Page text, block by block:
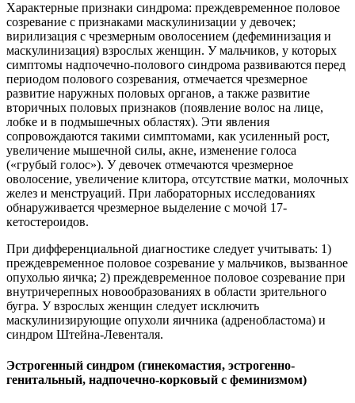
Характерные признаки синдрома: преждевременное половое
созревание с признаками маскулинизации у девочек;
вирилизация с чрезмерным оволосением (дефеминизация и
маскулинизация) взрослых женщин. У мальчиков, у которых
симптомы надпочечно-полового синдрома развиваются перед
периодом полового созревания, отмечается чрезмерное
развитие наружных половых органов, а также развитие
вторичных половых признаков (появление волос на лице,
лобке и в подмышечных областях). Эти явления
сопровождаются такими симптомами, как усиленный рост,
увеличение мышечной силы, акне, изменение голоса
(«грубый голос»). У девочек отмечаются чрезмерное
оволосение, увеличение клитора, отсутствие матки, молочных
желез и менструаций. При лабораторных исследованиях
обнаруживается чрезмерное выделение с мочой 17-
кетостероидов.
При дифференциальной диагностике следует учитывать: 1)
преждевременное половое созревание у мальчиков, вызванное
опухолью яичка; 2) преждевременное половое созревание при
внутричерепных новообразованиях в области зрительного
бугра. У взрослых женщин следует исключить
маскулинизирующие опухоли яичника (адренобластома) и
синдром Штейна-Левенталя.
Эстрогенный синдром (гинекомастия, эстрогенно-
генитальный, надпочечно-корковый с феминизмом)